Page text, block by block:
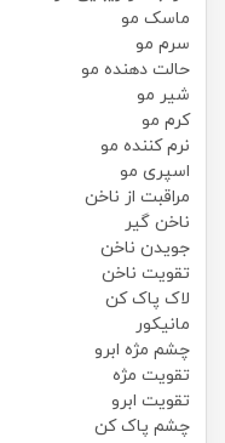
ماسک مو
سرم مو
حالت دهنده مو
شیر مو
کرم مو
نرم کننده مو
اسپری مو
مراقبت از ناخن
ناخن گیر
جویدن ناخن
تقویت ناخن
لاک پاک کن
مانیکور
چشم مژه ابرو
تقویت مژه
تقویت ابرو
چشم پاک کن